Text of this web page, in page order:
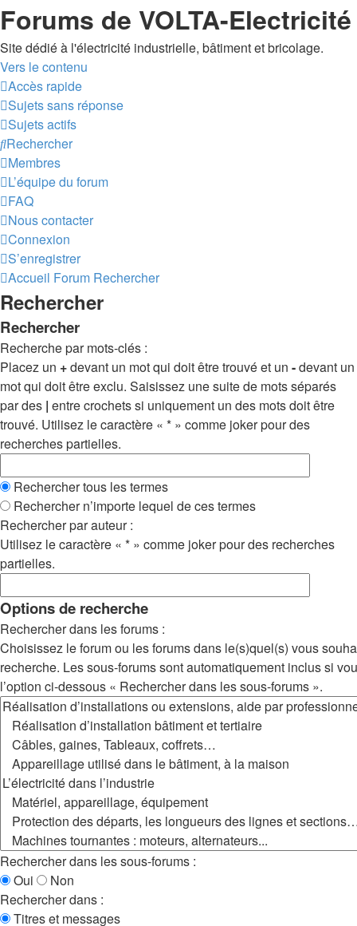
Forums de VOLTA-Electricité
Site dédié à l'électricité industrielle, bâtiment et bricolage.
Vers le contenu
Accès rapide
Sujets sans réponse
Sujets actifs
Rechercher
Membres
L’équipe du forum
FAQ
Nous contacter
Connexion
S’enregistrer
Accueil Forum Rechercher
Rechercher
Rechercher
Recherche par mots-clés :
Placez un +devant un mot qui doit être trouvé et un -devant un
mot qui doit être exclu. Saisissez une suite de mots séparés
par des | entre crochets si uniquement un des mots doit être
trouvé. Utilisez le caractère « * » comme joker pour des
recherches partielles.
Rechercher tous les termes
Rechercher n’importe lequel de ces termes
Rechercher par auteur :
Utilisez le caractère « * » comme joker pour des recherches
partielles.
Options de recherche
Rechercher dans les forums :
Choisissez le forum ou les forums dans le(s)quel(s) vous
recherche. Les sous-forums sont automatiquement inclus si
l’option ci-dessous « Rechercher dans les sous-forums ».
Rechercher dans les sous-forums :
Oui
Non
Rechercher dans :
Titres et messages